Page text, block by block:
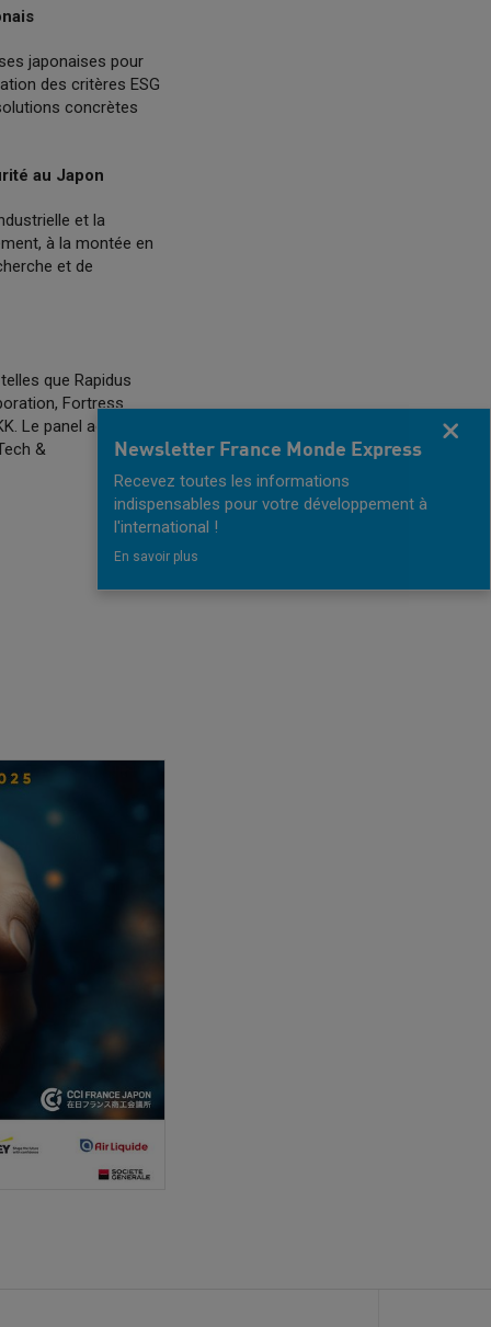
japonaises pour
des critères ESG
concrètes
au Japon
et la
à la montée en
et de
telles que Rapidus
Fortress
Le panel accueillera
&
Newsletter France Monde Express
Recevez toutes les informations
indispensables pour votre développement à
l'international !
En savoir plus